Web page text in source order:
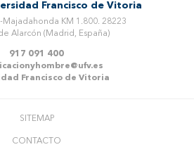
Francisco de Vitoria
Majadahonda KM 1.800. 28223
Alarcón (Madrid, España)
917 091 400
Francisco de Vitoria
SITEMAP
CONTACTO